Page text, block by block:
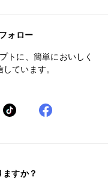
ォロー
トに、簡単においしく
ています。
すか？